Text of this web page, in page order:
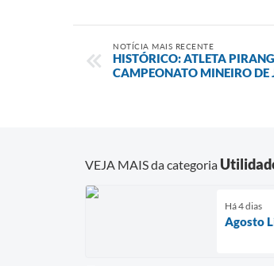
NOTÍCIA MAIS RECENTE
HISTÓRICO: ATLETA
CAMPEONATO MINEIRO DE
VEJA MAIS da categoria
Há 4 dias
Agosto